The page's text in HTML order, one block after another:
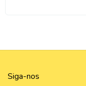
Siga-nos